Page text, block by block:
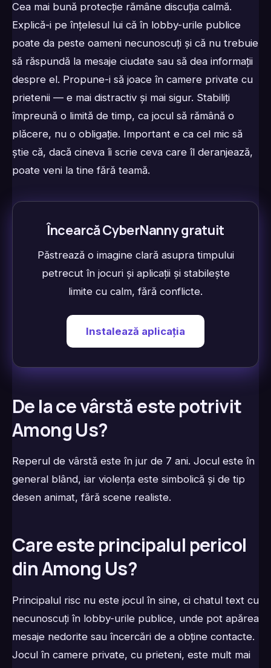
Cea mai bună protecție rămâne discuția calmă.
Explică-i pe înțelesul lui că în lobby-urile publice
poate da peste oameni necunoscuți și că nu trebuie
să răspundă la mesaje ciudate sau să dea informații
despre el. Propune-i să joace în camere private cu
prietenii — e mai distractiv și mai sigur. Stabiliți
împreună o limită de timp, ca jocul să rămână o
plăcere, nu o obligație. Important e ca cel mic să
știe că, dacă cineva îi scrie ceva care îl deranjează,
poate veni la tine fără teamă.
Încearcă CyberNanny gratuit
Păstrează o imagine clară asupra timpului
petrecut în jocuri și aplicații și stabilește
limite cu calm, fără conflicte.
Instalează aplicația
De la ce vârstă este potrivit
Among Us?
Reperul de vârstă este în jur de 7 ani. Jocul este în
general blând, iar violența este simbolică și de tip
desen animat, fără scene realiste.
Care este principalul pericol
din Among Us?
Principalul risc nu este jocul în sine, ci chatul text cu
necunoscuți în lobby-urile publice, unde pot apărea
mesaje nedorite sau încercări de a obține contacte.
Jocul în camere private, cu prieteni, este mult mai